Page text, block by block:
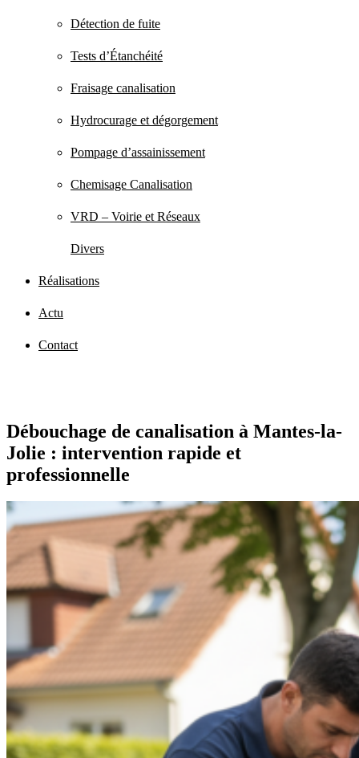
Détection de fuite
Tests d’Étanchéité
Fraisage canalisation
Hydrocurage et dégorgement
Pompage d’assainissement
Chemisage Canalisation
VRD – Voirie et Réseaux
Divers
Réalisations
Actu
Contact
Débouchage de canalisation à Mantes-la-
Jolie : intervention rapide et
professionnelle